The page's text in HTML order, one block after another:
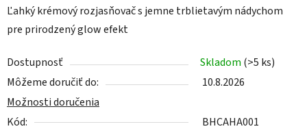
Ľahký krémový rozjasňovač s jemne trblietavým nádychom
pre prirodzený glow efekt
Dostupnosť Skladom (>5 ks)
Môžeme doručiť do:
10.8.2026
Možnosti doručenia
Kód:
BHCAHA001